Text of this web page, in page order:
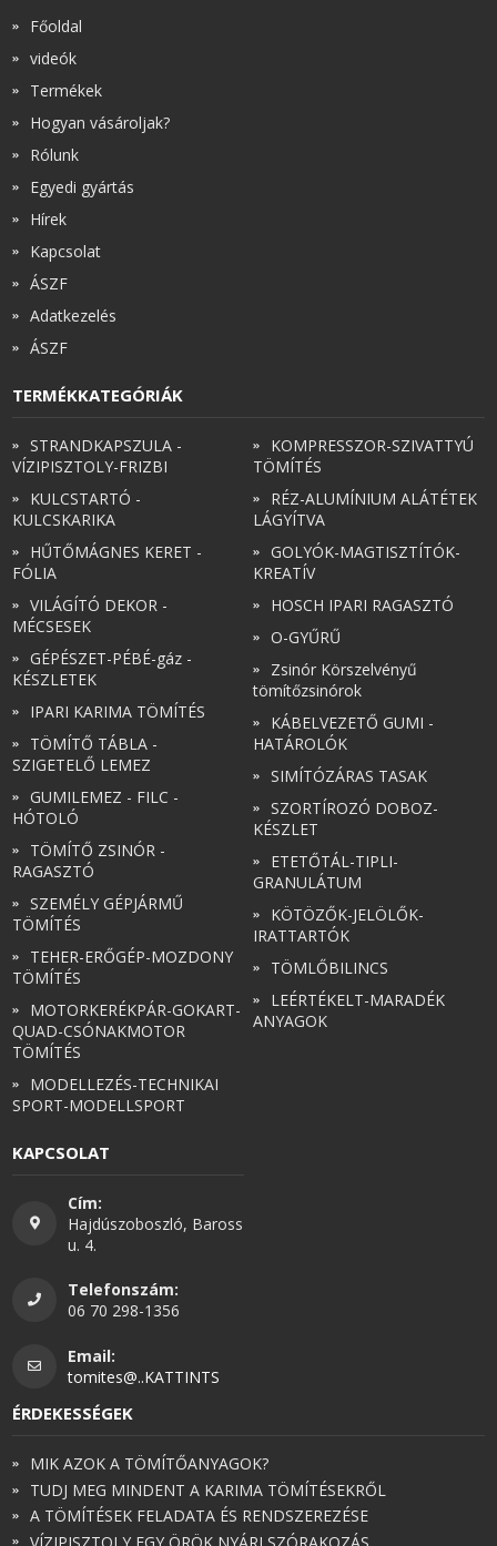
Főoldal
videók
Termékek
Hogyan vásároljak?
Rólunk
Egyedi gyártás
Hírek
Kapcsolat
ÁSZF
Adatkezelés
ÁSZF
TERMÉKKATEGÓRIÁK
STRANDKAPSZULA -
VÍZIPISZTOLY-FRIZBI
KULCSTARTÓ -
KULCSKARIKA
HŰTŐMÁGNES KERET -
FÓLIA
VILÁGÍTÓ DEKOR -
MÉCSESEK
GÉPÉSZET-PÉBÉ-gáz -
KÉSZLETEK
IPARI KARIMA TÖMÍTÉS
TÖMÍTŐ TÁBLA -
SZIGETELŐ LEMEZ
GUMILEMEZ - FILC -
HÓTOLÓ
TÖMÍTŐ ZSINÓR -
RAGASZTÓ
SZEMÉLY GÉPJÁRMŰ
TÖMÍTÉS
TEHER-ERŐGÉP-MOZDONY
TÖMÍTÉS
MOTORKERÉKPÁR-GOKART-
QUAD-CSÓNAKMOTOR
TÖMÍTÉS
MODELLEZÉS-TECHNIKAI
SPORT-MODELLSPORT
KOMPRESSZOR-SZIVATTYÚ
TÖMÍTÉS
RÉZ-ALUMÍNIUM ALÁTÉTEK
LÁGYÍTVA
GOLYÓK-MAGTISZTÍTÓK-
KREATÍV
HOSCH IPARI RAGASZTÓ
O-GYŰRŰ
Zsinór Körszelvényű
tömítőzsinórok
KÁBELVEZETŐ GUMI -
HATÁROLÓK
SIMÍTÓZÁRAS TASAK
SZORTÍROZÓ DOBOZ-
KÉSZLET
ETETŐTÁL-TIPLI-
GRANULÁTUM
KÖTÖZŐK-JELÖLŐK-
IRATTARTÓK
TÖMLŐBILINCS
LEÉRTÉKELT-MARADÉK
ANYAGOK
KAPCSOLAT
Cím:
Hajdúszoboszló, Baross
u. 4.
Telefonszám:
06 70 298-1356
Email:
tomites@..KATTINTS
ÉRDEKESSÉGEK
MIK AZOK A TÖMÍTŐANYAGOK?
TUDJ MEG MINDENT A KARIMA TÖMÍTÉSEKRŐL
A TÖMÍTÉSEK FELADATA ÉS RENDSZEREZÉSE